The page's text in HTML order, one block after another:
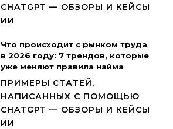
CHATGPT — ОБЗОРЫ И КЕЙСЫ
ИИ
Что происходит с рынком труда
в 2026 году: 7 трендов, которые
уже меняют правила найма
ПРИМЕРЫ СТАТЕЙ,
НАПИСАННЫХ С ПОМОЩЬЮ
CHATGPT — ОБЗОРЫ И КЕЙСЫ
ИИ